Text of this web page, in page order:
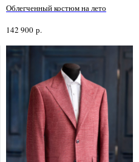
Облегченный костюм на лето
142 900 р.